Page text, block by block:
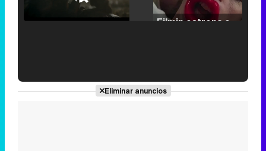
Unmute /
'120 Minutos' celebra sus 2.000 programas en Telemadrid con un vídeo del día a día en la redacción
Eliminar anuncios